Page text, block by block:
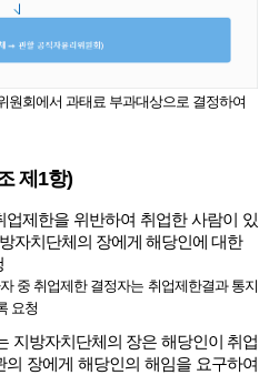
회에서 과태료 부과대상으로 결정하여
제1항)
제한을 위반하여 취업한 사람이 있
자치단체의 장에게 해당인에 대한
중 취업제한 결정자는 취업제한결과 통지
요청
지방자치단체의 장은 해당인이 취업
장에게 해당인의 해임을 요구하여